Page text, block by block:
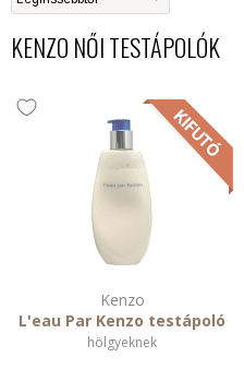
KENZO NŐI TESTÁPOLÓK
Kenzo
L'eau Par Kenzo testápoló
hölgyeknek